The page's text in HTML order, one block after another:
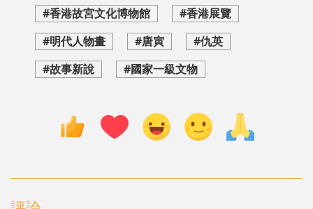
#香港故宮文化博物館
#香港展覽
#明代人物畫
#唐寅
#仇英
#故事新說
#國家一級文物